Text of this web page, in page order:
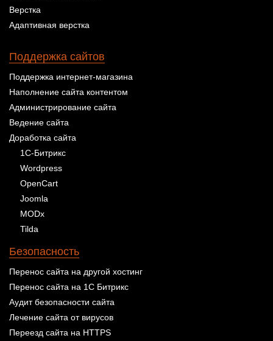
Верстка
Адаптивная верстка
Поддержка сайтов
Поддержка интернет-магазина
Наполнение сайта контентом
Администрирование сайта
Ведение сайта
Доработка сайта
1С-Битрикс
Wordpress
OpenCart
Joomla
MODx
Tilda
Безопасность
Перенос сайта на другой хостинг
Перенос сайта на 1С Битрикс
Аудит безопасности сайта
Лечение сайта от вирусов
Переезд сайта на HTTPS